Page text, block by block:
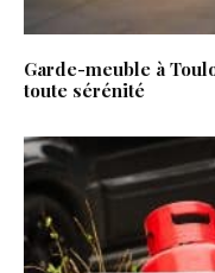
Garde-meuble à
toute sérénité